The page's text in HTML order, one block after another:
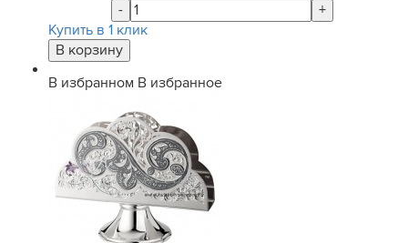
-
+
Купить в 1 клик
В избранном В избранное